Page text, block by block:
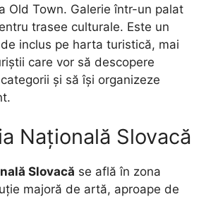
Old Town. Galerie într-un palat
trasee culturale. Este un
inclus pe harta turistică, mai
care vor să descopere
și să își organizeze
Națională Slovacă
Slovacă se află în zona
majoră de artă, aproape de